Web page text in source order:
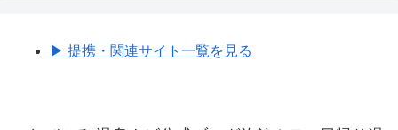
▶︎ 提携・関連サイト一覧を見る